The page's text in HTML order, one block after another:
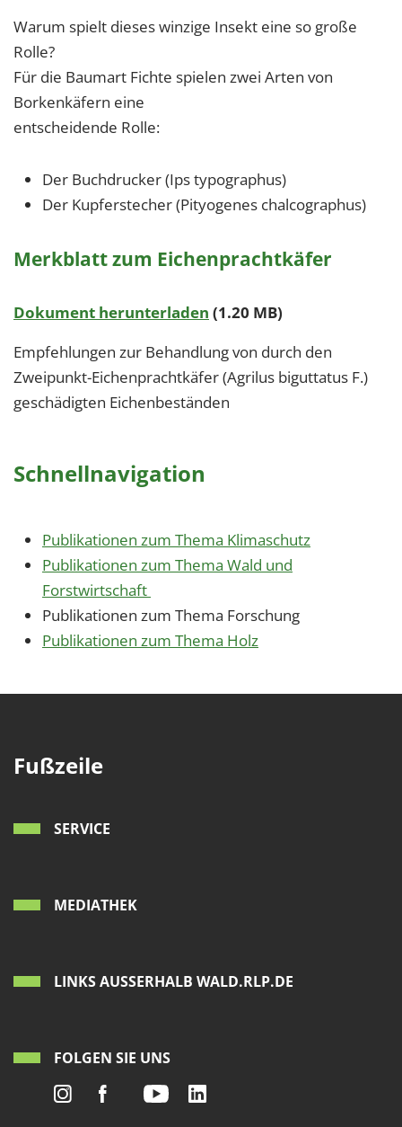
Warum spielt dieses winzige Insekt eine so große
Rolle?
Für die Baumart Fichte spielen zwei Arten von
Borkenkäfern eine
entscheidende Rolle:
Der Buchdrucker (Ips typographus)
Der Kupferstecher (Pityogenes chalcographus)
Merkblatt zum Eichenprachtkäfer
Dokument herunterladen (1.20 MB)
Empfehlungen zur Behandlung von durch den
Zweipunkt-Eichenprachtkäfer (Agrilus biguttatus F.)
geschädigten Eichenbeständen
Schnellnavigation
Publikationen zum Thema Klimaschutz
Publikationen zum Thema Wald und
Forstwirtschaft
Publikationen zum Thema Forschung
Publikationen zum Thema Holz
Fußzeile
SERVICE
MEDIATHEK
LINKS AUSSERHALB WALD.RLP.DE
FOLGEN SIE UNS